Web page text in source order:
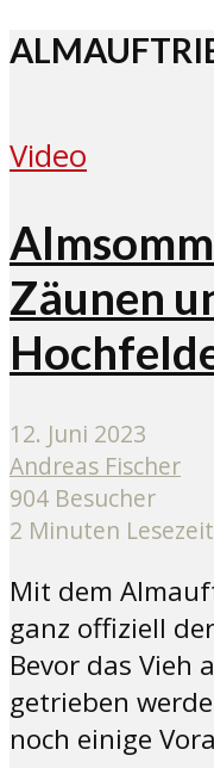
Video
Zäunen
12. Juni 2023
Andreas Fischer
904 Besucher
2 Minuten Lesezeit
Mit dem
ganz offiziell
Bevor das Vieh
getrieben
noch einige